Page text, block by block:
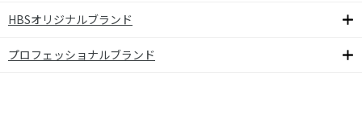
HBSオリジナルブランド
プロフェッショナルブランド